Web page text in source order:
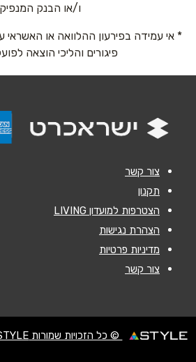
אימייל*
ו/או הבנק המנפיק
* אי עמידה בפירעון ההלוואה או האשראי
פיגורים והליכי הוצאה
צור קשר
תקנון
הצטרפות למועדון LIVING
הצהרת נגישות
מדיניות פרטיות
צור קשר
© כל הזכויות שמורות STYLE ניהול מועדוני לקוחות